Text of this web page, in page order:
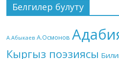
Белгилер булуту
А.Абыкаев А.Осмонов
Кыргыз поэзиясы